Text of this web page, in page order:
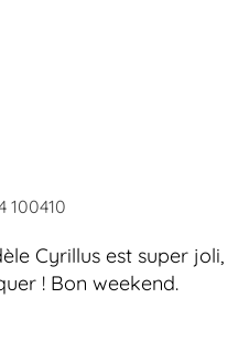
100410
Cyrillus est super joli,
! Bon weekend.